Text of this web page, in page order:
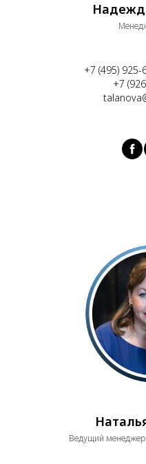
+7 (495)
+7
Ведущий менеджер